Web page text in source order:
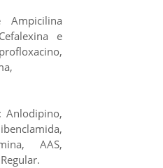
Ampicilina
e
Anlodipino,
AAS,